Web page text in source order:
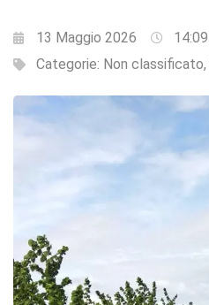
13 Maggio 2026
14:09
Categorie: Non classificato,